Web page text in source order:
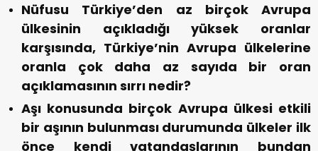
Nüfusu Türkiye’den az birçok Avrupa
ülkesinin açıkladığı yüksek oranlar
karşısında, Türkiye’nin Avrupa ülkelerine
oranla çok daha az sayıda bir oran
açıklamasının sırrı nedir?
Aşı konusunda birçok Avrupa ülkesi etkili
bir aşının bulunması durumunda ülkeler ilk
önce kendi vatandaşlarının bundan